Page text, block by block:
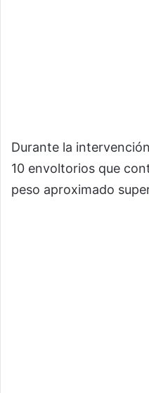
Durante la
10 envoltorios que
peso aproximado